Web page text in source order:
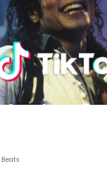
Jackson
Beats